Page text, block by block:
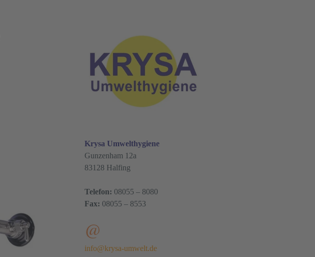
Krysa Umwelthygiene
Gunzenham 12a
83128 Halfing
Telefon: 08055 – 8080
Fax: 08055 – 8553
info@krysa-umwelt.de